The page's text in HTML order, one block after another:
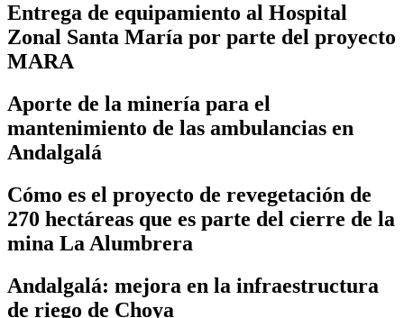
Entrega de equipamiento al Hospital
Zonal Santa María por parte del proyecto
MARA
Aporte de la minería para el
mantenimiento de las ambulancias en
Andalgalá
Cómo es el proyecto de revegetación de
270 hectáreas que es parte del cierre de la
mina La Alumbrera
Andalgalá: mejora en la infraestructura
de riego de Choya